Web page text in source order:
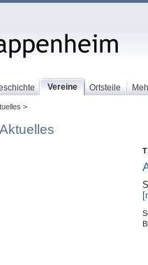
Vereine Ortsteile
>
Aktuelles